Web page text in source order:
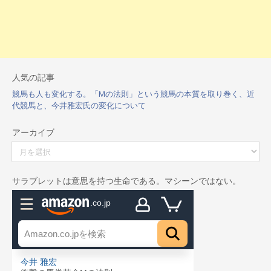
人気の記事
競馬も人も変化する。「Mの法則」という競馬の本質を取り巻く、近
代競馬と、今井雅宏氏の変化について
アーカイブ
イ
ブ
サラブレットは意思を持つ生命である。マシーンではない。